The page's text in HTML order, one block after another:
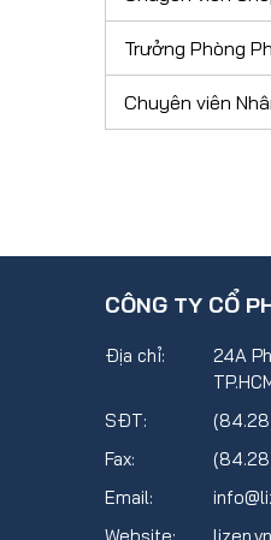
Trưởng Phòng
Chuyên viên
CÔNG TY CỔ
Địa chỉ:
24A
SĐT:
Fax:
Email: